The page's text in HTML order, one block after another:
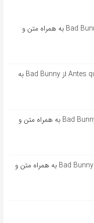
آهنگ اسپانیایی Andrea از Bad Bunny به همراه متن و
آهنگ اسپانیایی Antes que se acabe از Bad Bunny به
آهنگ اسپانیایی BOKeTE از Bad Bunny به همراه متن و
آهنگ اسپانیایی Booker T از Bad Bunny به همراه متن و